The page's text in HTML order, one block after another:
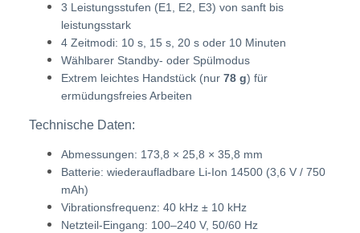
3 Leistungsstufen (E1, E2, E3) von sanft bis
leistungsstark
4 Zeitmodi: 10 s, 15 s, 20 s oder 10 Minuten
Wählbarer Standby- oder Spülmodus
Extrem leichtes Handstück (nur 78 g) für
ermüdungsfreies Arbeiten
Technische Daten:
Abmessungen: 173,8 × 25,8 × 35,8 mm
Batterie: wiederaufladbare Li-Ion 14500 (3,6 V / 750
mAh)
Vibrationsfrequenz: 40 kHz ± 10 kHz
Netzteil-Eingang: 100–240 V, 50/60 Hz